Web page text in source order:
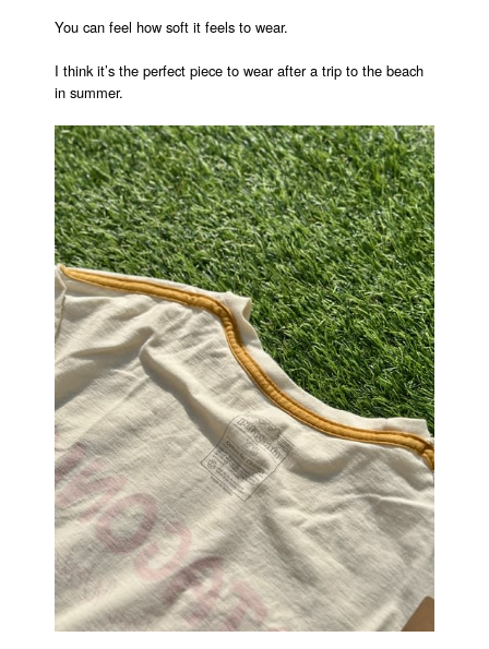
You can feel how soft it feels to wear.
I think it’s the perfect piece to wear after a trip to the beach
in summer.